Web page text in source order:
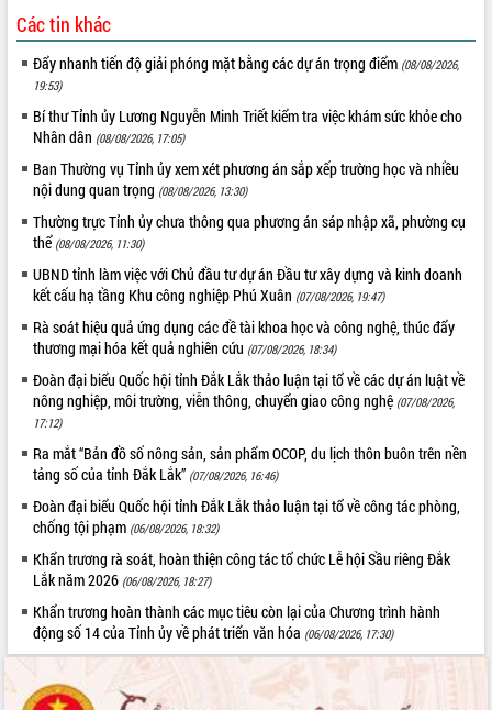
Phó Chủ tịch UBND tỉnh Đắk Lắk
Trương Công Thái kiểm tra thực địa
Dự án cao tốc Khánh Hòa - Buôn Ma
Thuột
Định vị cà phê Việt Nam như một “di
sản sống” trong dòng chảy toàn cầu
sống người dân từ những mô hình thiết
thực
Quyết liệt tháo gỡ vướng mắc, đẩy
nhanh tiến độ các dự án trọng điểm
trong Khu kinh tế Nam Phú Yên
Hòn Yến phát triển du lịch gắn với bảo
tồn biển
Lấy ý kiến điều chỉnh Quy hoạch tỉnh
Đắk Lắk thời kỳ 2021-2030, tầm nhìn
đến năm 2050
Phát động chiến dịch 30 ngày đêm
giải phóng mặt bằng Tuyến đường bộ
ven biển
Đắk Lắk nỗ lực thúc đẩy tăng trưởng
kinh tế từ 10% trở lên trong Quý
II/2026
Đắk Lắk ký kết thỏa thuận hợp tác về
chuyển đổi số giai đoạn 2026 – 2030
với Tập đoàn Bưu chính Viễn thông
Việt Nam
Thứ trưởng Bộ Y tế làm việc với tỉnh
Đắk Lắk về phát triển nhân lực y tế
cho trạm y tế cấp xã
Các tin khác
Đẩy nhanh tiến độ giải phóng mặt bằng các dự án trọng điểm (08/08/2026,
19:53)
Bí thư Tỉnh ủy Lương Nguyễn Minh Triết kiểm tra việc khám sức khỏe cho
Nhân dân (08/08/2026, 17:05)
Ban Thường vụ Tỉnh ủy xem xét phương án sắp xếp trường học và nhiều
nội dung quan trọng (08/08/2026, 13:30)
Thường trực Tỉnh ủy chưa thông qua phương án sáp nhập xã, phường cụ
thể (08/08/2026, 11:30)
UBND tỉnh làm việc với Chủ đầu tư dự án Đầu tư xây dựng và kinh doanh
kết cấu hạ tầng Khu công nghiệp Phú Xuân (07/08/2026, 19:47)
Rà soát hiệu quả ứng dụng các đề tài khoa học và công nghệ, thúc đẩy
thương mại hóa kết quả nghiên cứu (07/08/2026, 18:34)
Đoàn đại biểu Quốc hội tỉnh Đắk Lắk thảo luận tại tổ về các dự án luật về
nông nghiệp, môi trường, viễn thông, chuyển giao công nghệ (07/08/2026,
17:12)
Ra mắt “Bản đồ số nông sản, sản phẩm OCOP, du lịch thôn buôn trên nền
tảng số của tỉnh Đắk Lắk” (07/08/2026, 16:46)
Đoàn đại biểu Quốc hội tỉnh Đắk Lắk thảo luận tại tổ về công tác phòng,
chống tội phạm (06/08/2026, 18:32)
Khẩn trương rà soát, hoàn thiện công tác tổ chức Lễ hội Sầu riêng Đắk
Lắk năm 2026 (06/08/2026, 18:27)
Khẩn trương hoàn thành các mục tiêu còn lại của Chương trình hành
động số 14 của Tỉnh ủy về phát triển văn hóa (06/08/2026, 17:30)